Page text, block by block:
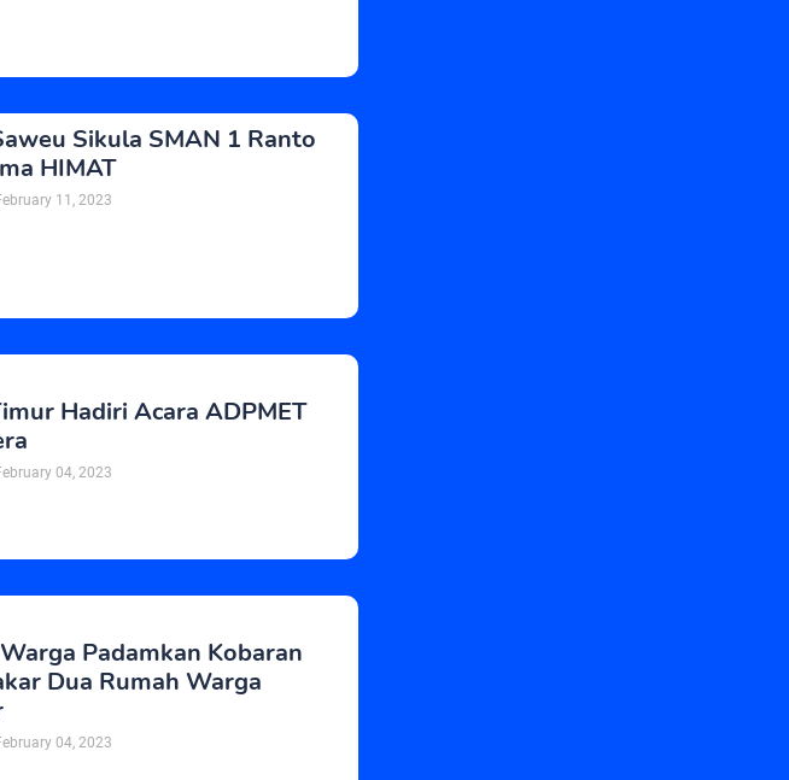
Sikula SMAN 1 Ranto
HIMAT
11, 2023
Hadiri Acara ADPMET
04, 2023
Padamkan Kobaran
Dua Rumah Warga
04, 2023